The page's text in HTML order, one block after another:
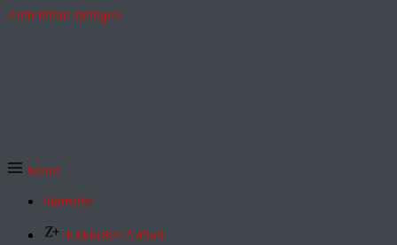
Zum Inhalt springen
Menü
Startseite
Exklusive Artikel